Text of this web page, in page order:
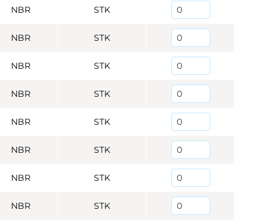
NBR STK
NBR STK
NBR STK
NBR STK
NBR STK
NBR STK
NBR STK
NBR STK